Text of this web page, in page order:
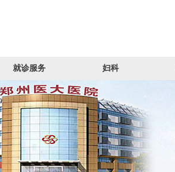
就诊服务 妇科